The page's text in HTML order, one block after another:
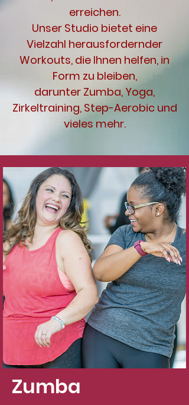
erreichen.
Unser Studio bietet eine
Vielzahl herausfordernder
Workouts, die Ihnen helfen, in
Form zu bleiben,
darunter Zumba, Yoga,
Zirkeltraining, Step-Aerobic und
vieles mehr.
Zumba